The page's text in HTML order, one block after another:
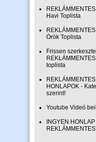
Havi Toplista
Örök Toplista
Frissen
toplista
REKLÁMMENTES
HONLAPOK -
szerint!
Youtube Videó
INGYEN